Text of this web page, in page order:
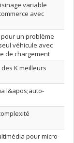
variable
avec
un problème
véhicule avec
de chargement
K meilleurs
l&apos;auto-
pour micro-